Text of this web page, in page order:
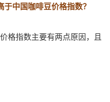
中国咖啡豆价格指数？
格指数主要有两点原因，且